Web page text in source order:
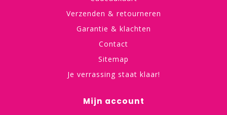
Verzenden & retourneren
Garantie & klachten
Contact
Sitemap
Je verrassing staat klaar!
Mijn account